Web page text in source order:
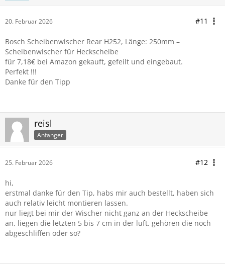
20. Februar 2026 #11
Bosch Scheibenwischer Rear H252, Länge: 250mm –
Scheibenwischer für Heckscheibe
für 7,18€ bei Amazon gekauft, gefeilt und eingebaut.
Perfekt !!!
Danke für den Tipp
reisl
Anfänger
25. Februar 2026 #12
hi,
erstmal danke für den Tip, habs mir auch bestellt, haben sich
auch relativ leicht montieren lassen.
nur liegt bei mir der Wischer nicht ganz an der Heckscheibe
an, liegen die letzten 5 bis 7 cm in der luft. gehören die noch
abgeschliffen oder so?